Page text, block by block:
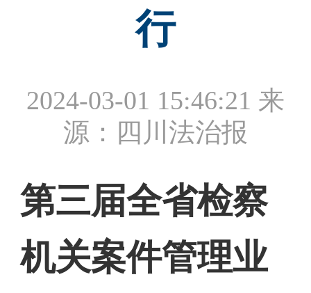
行
2024-03-01 15:46:21 来
源：四川法治报
第三届全省检察
机关案件管理业